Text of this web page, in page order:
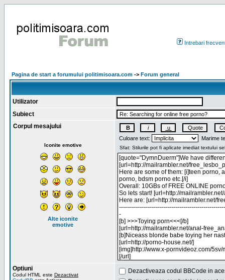
Intrebari
Pagina de start a forumului politimisoara.com -> Forum general
Utilizator
Subiect
Corpul mesajului
Iconite emotive
Alte iconite
emotive
Culoare text: Marime
Optiuni
Codul HTML este Dezactivat
Dezactiveaza codul BBCode in